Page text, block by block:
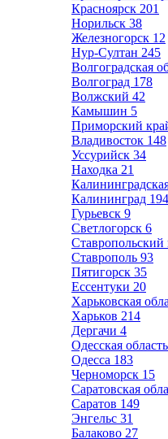
Красноярск 201
Норильск 38
Железногорск 12
Нур-Султан 245
Волгоградская
Волгоград 178
Волжский 42
Камышин 5
Приморский
Владивосток 148
Уссурийск 34
Находка 21
Калининград 194
Гурьевск 9
Светлогорск 6
Ставропольский
Ставрополь 93
Пятигорск 35
Ессентуки 20
Харьковская
Харьков 214
Дергачи 4
Одесская область
Одесса 183
Черноморск 15
Саратовская
Саратов 149
Энгельс 31
Балаково 27